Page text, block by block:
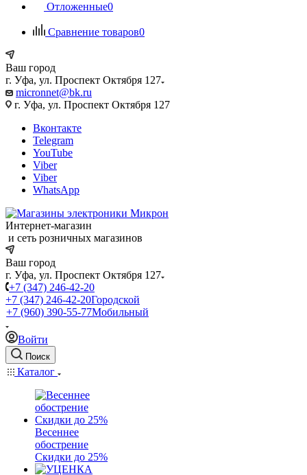
Отложенные0
Сравнение товаров0
Ваш город
г. Уфа, ул. Проспект Октября 127
micronnet@bk.ru
г. Уфа, ул. Проспект Октября 127
Вконтакте
Telegram
YouTube
Viber
Viber
WhatsApp
Интернет-магазин
и сеть розничных магазинов
Ваш город
г. Уфа, ул. Проспект Октября 127
+7 (347) 246-42-20
+7 (347) 246-42-20Городской
+7 (960) 390-55-77Мобильный
Войти
Поиск
Каталог
Весеннее
обострение
Скидки до 25%